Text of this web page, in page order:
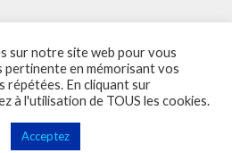
Adhésion
Contacts
Politique de confidentialité
2023 (illustrations de Freepik)
sur notre site web pour vous
en mémorisant vos
répétées. En cliquant sur
à l'utilisation de TOUS les cookies.
Acceptez